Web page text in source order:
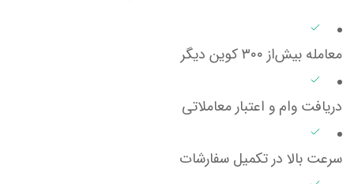
معامله بیش‌از ۳۰۰ کوین دیگر
دریافت وام و اعتبار معاملاتی
سرعت بالا در تکمیل سفارشات